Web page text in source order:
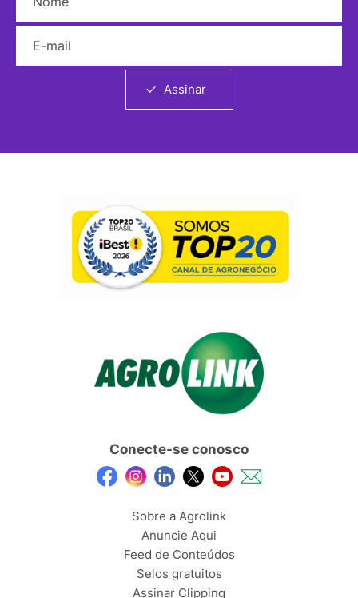
Assinar
Conecte-se conosco
Sobre a Agrolink
Anuncie Aqui
Feed de Conteúdos
Selos gratuitos
Assinar Clipping